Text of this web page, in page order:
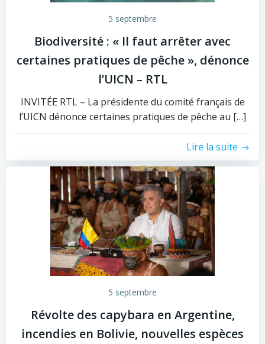
5 septembre
Biodiversité : « Il faut arrêter avec
certaines pratiques de pêche », dénonce
l’UICN – RTL
INVITÉE RTL – La présidente du comité français de
l’UICN dénonce certaines pratiques de pêche au […]
Lire la suite
5 septembre
Révolte des capybara en Argentine,
incendies en Bolivie, nouvelles espèces